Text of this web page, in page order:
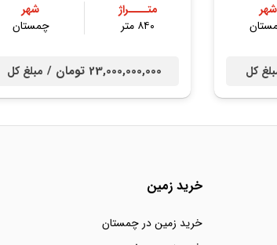
شهر
کل
متــــراژ
۸۴۰ متر
شهر
چمستان
23,000,000,000 تومان / مبلغ کل
خرید زمین
خرید زمین در چمستان